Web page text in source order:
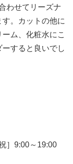
わせてリーズナ
。カットの他に
ム、化粧水にこ
すると良いでし
］9:00～19:00